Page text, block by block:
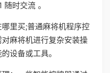
时交流 。
里买;普通麻将机程序控
麻将机进行复杂安装操
设备或工具。